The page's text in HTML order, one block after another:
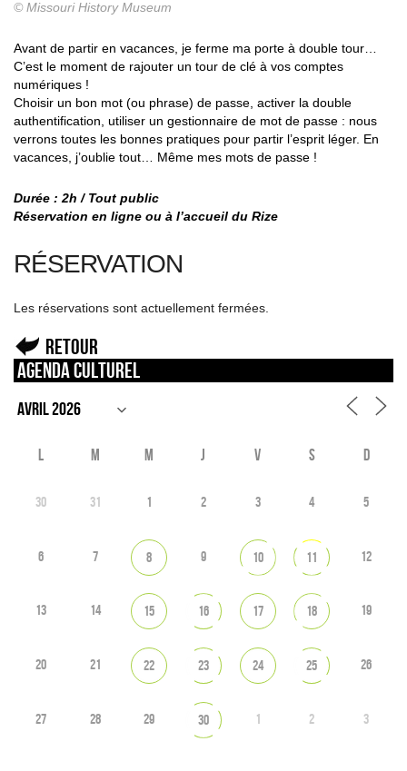
© Missouri History Museum
Avant de partir en vacances, je ferme ma porte à double tour…
C’est le moment de rajouter un tour de clé à vos comptes
numériques !
Choisir un bon mot (ou phrase) de passe, activer la double
authentification, utiliser un gestionnaire de mot de passe : nous
verrons toutes les bonnes pratiques pour partir l’esprit léger. En
vacances, j’oublie tout… Même mes mots de passe !
Durée : 2h / Tout public
Réservation en ligne ou à l’accueil du Rize
RÉSERVATION
Les réservations sont actuellement fermées.
Retour
Agenda culturel
L M M J V S D
30 31 1 2 3 4 5
6 7 8 9 10 11 12
13 14 15 16 17 18 19
20 21 22 23 24 25 26
27 28 29 30 1 2 3